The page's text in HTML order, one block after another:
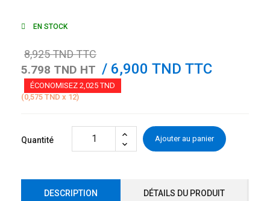
EN STOCK
8,925 TND TTC
5.798 TND HT / 6,900 TND TTC
ÉCONOMISEZ 2,025 TND
(0,575 TND x 12)
Quantité Ajouter au panier
DESCRIPTION DÉTAILS DU PRODUIT